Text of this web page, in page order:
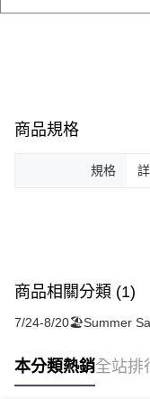
商品規格
規格
商品相關分類 (1)
7/24-8/20🏖️Summer
本分類熱銷全站排